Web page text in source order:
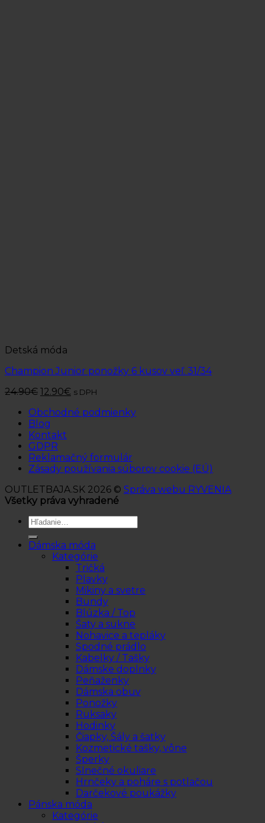
Detská móda
Champion Junior ponožky 6 kusov veľ. 31/34
24.90€ 12.90€ s DPH
Obchodné podmienky
Blog
Kontakt
GDPR
Reklamačný formulár
Zásady používania súborov cookie (EÚ)
OUTLETBAJA.SK 2026 © Správa webu RYVENIA
Všetky práva vyhradené
Hľadať:
Dámska móda
Kategórie
Tričká
Plavky
Mikiny a svetre
Bundy
Blúzka / Top
Šaty a sukne
Nohavice a tepláky
Spodné prádlo
Kabelky / Tašky
Dámske doplnky
Peňaženky
Dámska obuv
Ponožky
Ruksaky
Hodinky
Čiapky, Šály a šatky
Kozmetické tašky, vône
Šperky
Slnečné okuliare
Hrnčeky a poháre s potlačou
Darčekové poukážky
Pánska móda
Kategórie